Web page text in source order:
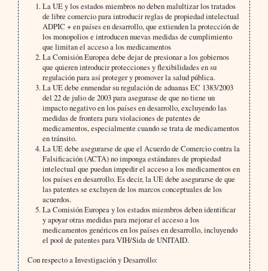
La UE y los estados miembros no deben malultizar los tratados
de libre comercio para introducir reglas de propiedad intelectual
ADPIC + en países en desarrollo, que extienden la protección de
los monopolios e introducen nuevas medidas de cumplimiento
que limitan el acceso a los medicamentos
La Comisión Europea debe dejar de presionar a los gobiernos
que quieren introducir protecciones y flexibilidades en su
regulación para así proteger y promover la salud pública.
La UE debe enmendar su regulación de aduanas EC 1383/2003
del 22 de julio de 2003 para asegurase de que no tiene un
impacto negativo en los países en desarrollo, excluyendo las
medidas de frontera para violaciones de patentes de
medicamentos, especialmente cuando se trata de medicamentos
en tránsito.
La UE debe asegurarse de que el Acuerdo de Comercio contra la
Falsificación (ACTA) no imponga estándares de propiedad
intelectual que puedan impedir el acceso a los medicamentos en
los países en desarrollo. Es decir, la UE debe asegurarse de que
las patentes se excluyen de los marcos conceptuales de los
acuerdos.
La Comisión Europea y los estados miembros deben identificar
y apoyar otras medidas para mejorar el acceso a los
medicamentos genéricos en los países en desarrollo, incluyendo
el pool de patentes para VIH/Sida de UNITAID.
Con respecto a Investigación y Desarrollo: